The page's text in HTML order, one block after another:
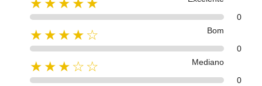
★★★★★
0
★★★★☆
Bom
0
★★★☆☆
Mediano
0